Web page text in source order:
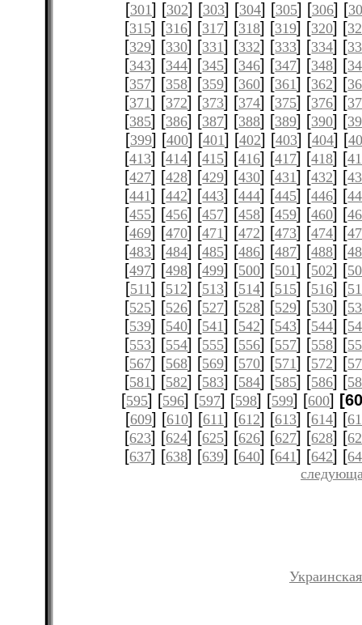
[301] [302] [303] [304] [305] [306] [
[315] [316] [317] [318] [319] [320] [
[329] [330] [331] [332] [333] [334] [
[343] [344] [345] [346] [347] [348] [
[357] [358] [359] [360] [361] [362] [
[371] [372] [373] [374] [375] [376] [
[385] [386] [387] [388] [389] [390] [
[399] [400] [401] [402] [403] [404] [
[413] [414] [415] [416] [417] [418] [
[427] [428] [429] [430] [431] [432] [
[441] [442] [443] [444] [445] [446] [
[455] [456] [457] [458] [459] [460] [
[469] [470] [471] [472] [473] [474] [
[483] [484] [485] [486] [487] [488] [
[497] [498] [499] [500] [501] [502] [
[511] [512] [513] [514] [515] [516] [
[525] [526] [527] [528] [529] [530] [
[539] [540] [541] [542] [543] [544] [
[553] [554] [555] [556] [557] [558] [
[567] [568] [569] [570] [571] [572] [
[581] [582] [583] [584] [585] [586] [
[595] [596] [597] [598] [599] [600]
[609] [610] [611] [612] [613] [614] [
[623] [624] [625] [626] [627] [628] [
[637] [638] [639] [640] [641] [642] [